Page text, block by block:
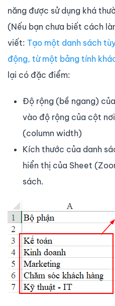
năng được sử dụng khá
(Nếu bạn chưa biết cách
viết: Tạo một danh sách
động, từ một bảng tính
lại có đặc điểm:
Độ rộng (bề ngang)
vào độ rộng của cột
(column width)
Kích thước của danh
hiển thị của Sheet
sách.